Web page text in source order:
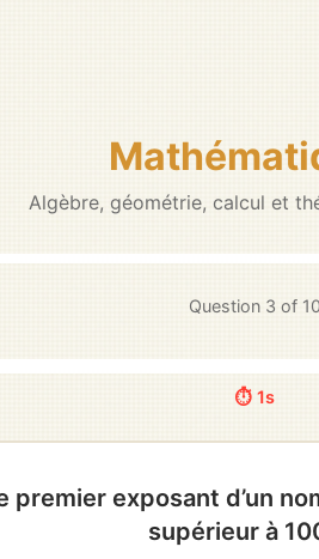
Algèbre, géométrie, calcul et
Question 3 of 10
⏱️ 5s
premier exposant d’un
supérieur à